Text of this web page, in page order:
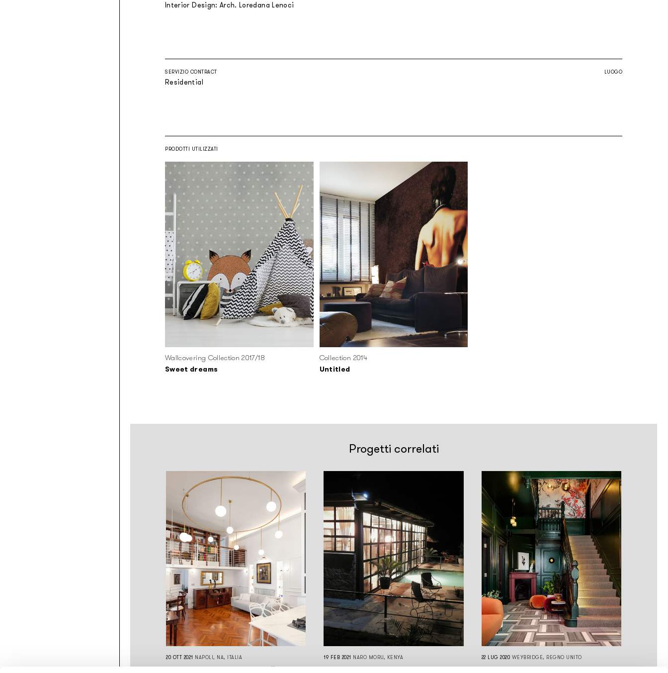
Interior Design: Arch. Loredana Lenoci
SERVIZIO CONTRACT
Residential
LUOGO
PRODOTTI UTILIZZATI
Wallcovering Collection 2017/18
Sweet dreams
Collection 2014
Untitled
Progetti correlati
20 OTT 2021 NAPOLI, NA, ITALIA
PROGETTO RESIDENZIALE “CASA
19 FEB 2021 NARO MORU, KENYA
LAVENDER VILLA, UNA LOCATION
22 LUG 2020 WEYBRIDGE, REGNO UNITO
WEYBRIDGE HOUSE PROJECT